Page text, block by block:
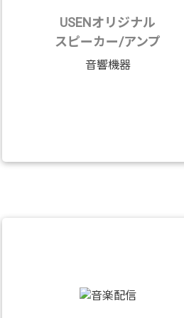
USENオリジナル
スピーカー/アンプ
音響機器